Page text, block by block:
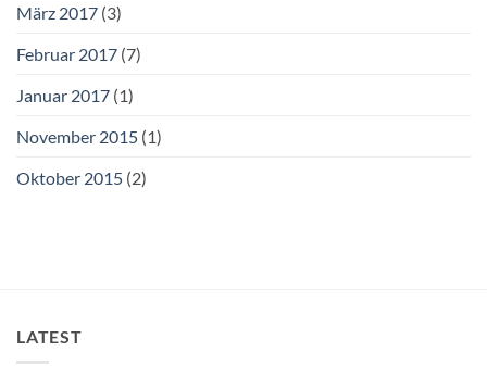
März 2017 (3)
Februar 2017 (7)
Januar 2017 (1)
November 2015 (1)
Oktober 2015 (2)
LATEST